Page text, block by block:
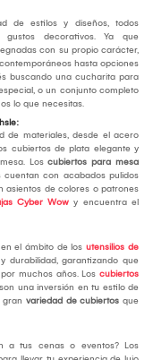
de estilos y diseños, todos
decorativos. Ya que
con su propio carácter,
hasta opciones
buscando una cucharita para
o un conjunto completo
lo que necesitas.
de materiales, desde el acero
cubiertos de plata elegante y
Los cubiertos para mesa
cuentan con acabados pulidos
asientos de colores o patrones
Cyber Wow y encuentra el
el ámbito de los utensilios de
durabilidad, garantizando que
muchos años. Los cubiertos
una inversión en tu estilo de
gran variedad de cubiertos que
a tus cenas o eventos? Los